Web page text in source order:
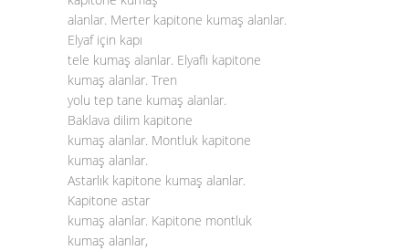
alanlar. Merter kapitone kumaş alanlar.
Elyaf için kapı
tele kumaş alanlar. Elyaflı kapitone
kumaş alanlar. Tren
yolu tep tane kumaş alanlar.
Baklava dilim kapitone
kumaş alanlar. Montluk kapitone
kumaş alanlar.
Astarlık kapitone kumaş alanlar.
Kapitone astar
kumaş alanlar. Kapitone montluk
kumaş alanlar,